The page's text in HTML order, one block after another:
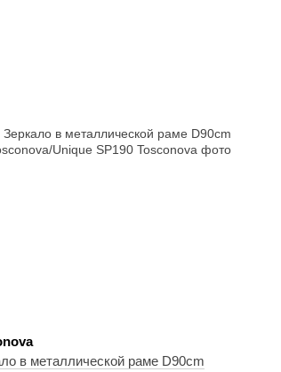
в металлической раме D90cm